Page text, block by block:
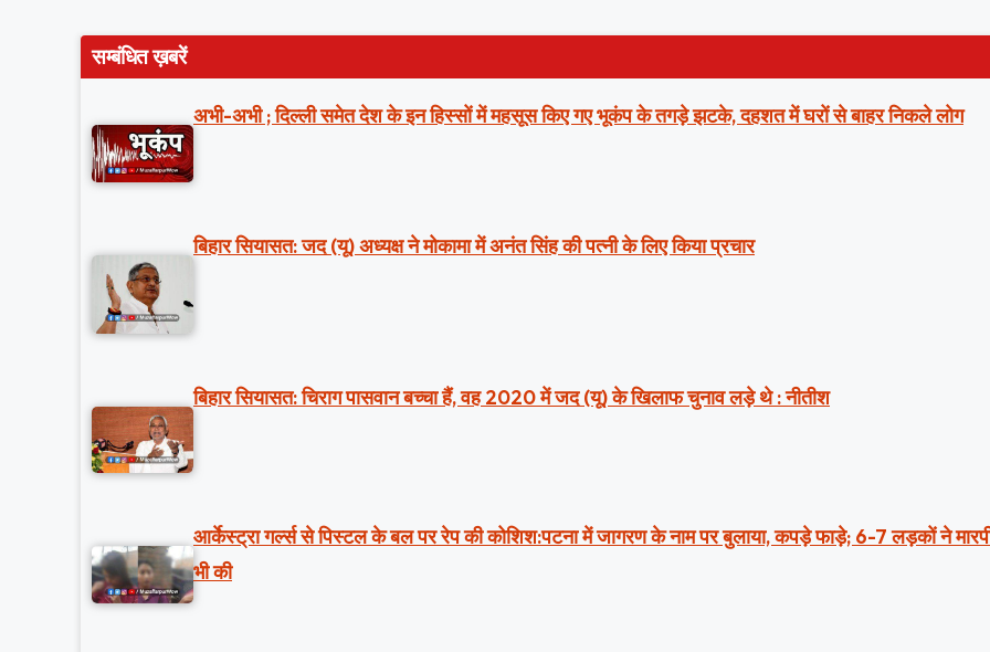
सम्बंधित ख़बरें
अभी-अभी ; दिल्ली समेत देश के इन हिस्सों में महसूस किए गए भूकंप के तगड़े झटके, दहशत में घरों से बाहर निकले लोग
बिहार सियासत: जद (यू) अध्यक्ष ने मोकामा में अनंत सिंह की पत्नी के लिए किया प्रचार
बिहार सियासत: चिराग पासवान बच्चा हैं, वह 2020 में जद (यू) के खिलाफ चुनाव लड़े थे : नीतीश
आर्केस्ट्रा गर्ल्स से पिस्टल के बल पर रेप की कोशिश:पटना में जागरण के नाम पर बुलाया, कपड़े फाड़े; 6-7 लड़कों ने
भी की